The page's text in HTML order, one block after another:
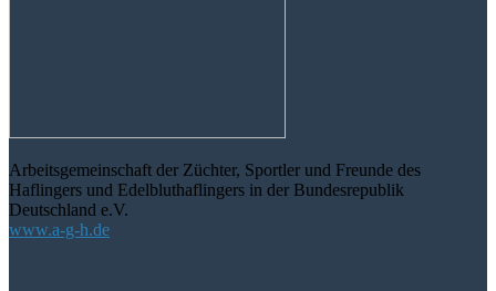
Arbeitsgemeinschaft der Züchter, Sportler und Freunde des
Haflingers und Edelbluthaflingers in der Bundesrepublik
Deutschland e.V.
www.a-g-h.de